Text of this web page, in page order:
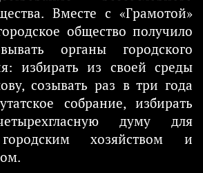
Вместе с «Грамотой»
общество получило
органы городского
избирать из своей среды
созывать раз в три года
собрание, избирать
думу для
городским хозяйством и